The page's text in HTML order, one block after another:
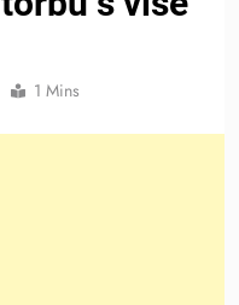
1 Mins